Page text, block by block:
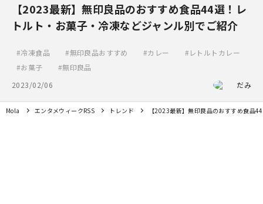
【2023最新】無印良品のおすすめ食品44選！レ
トルト・お菓子・冷凍などジャンル別でご紹介
冷凍食品 無印良品おすすめ カレー
レトルトカレー
お菓子
無印良品
2023/02/06
だみ
Mola エンタメウィークRSS トレンド 【2023最新】無印良品のおすすめ食品